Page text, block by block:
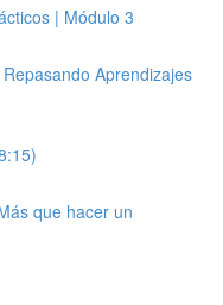
| Módulo 3
Aprendizajes
que hacer un